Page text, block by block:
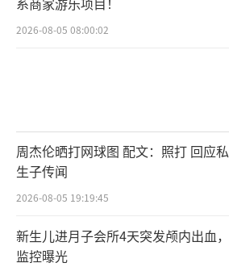
2026-08-05 08:00:02
周杰伦晒打网球图 配文：照打 回应私
生子传闻
2026-08-05 19:19:45
新生儿进月子会所4天突发颅内出血，
监控曝光